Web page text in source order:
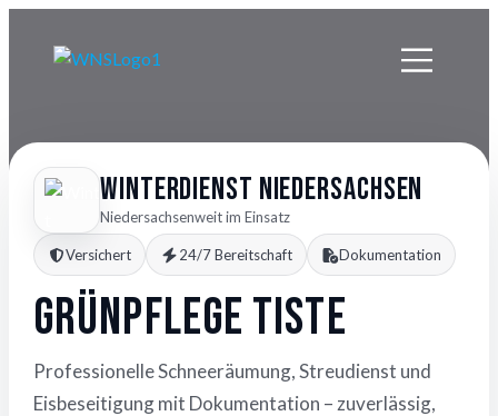
Winterdienst Niedersachsen
Niedersachsenweit im Einsatz
Versichert 24/7 Bereitschaft Dokumentation
Grünpflege Tiste
Professionelle Schneeräumung, Streudienst und
Eisbeseitigung mit Dokumentation – zuverlässig,